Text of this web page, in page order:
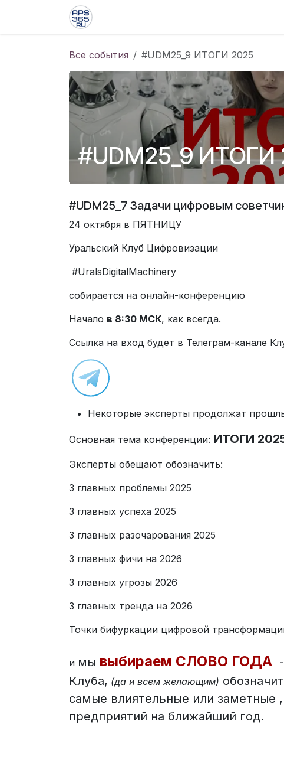
Все события #UDM25_9 ИТОГИ 2025
#UDM25_9 ИТОГИ
#UDM25_7 Задачи цифровым
24 октября в ПЯТНИЦУ
Уральский Клуб Цифровизации
#UralsDigitalMachinery
собирается на онлайн-конференцию
Начало в 8:30 МСК, как всегда.
Ссылка на вход будет в Телеграм-канале
Некоторые эксперты продолжат
Основная тема конференции: ИТОГИ
Эксперты обещают обозначить:
3 главных проблемы 2025
3 главных успеха 2025
3 главных разочарования 2025
3 главных фичи на 2026
3 главных угрозы 2026
3 главных тренда на 2026
Точки бифуркации цифровой
и мы выбираем СЛОВО ГОДА
Клуба, (да и всем желающим)
самые влиятельные или заметные
предприятий на ближайший год.